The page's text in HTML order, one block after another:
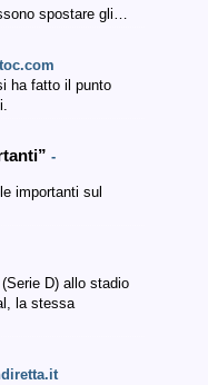
spostare gli…
ha fatto il punto
-
importanti sul
D) allo stadio
la stessa